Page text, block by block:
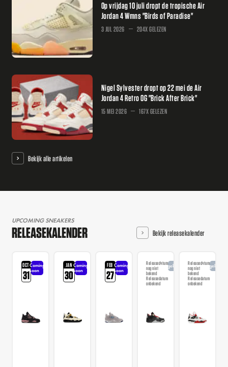
Op vrijdag 10 juli dropt de tropische Air
Jordan 4 Wmns "Birds of Paradise"
3 JUL 2026 204X GELEZEN
Nigel Sylvester dropt op 22 mei de Air
Jordan 4 Retro OG "Brick After Brick"
15 MEI 2026 167X GELEZEN
Bekijk alle artikelen
UPCOMING SNEAKERS
RELEASEKALENDER Bekijk releasekalender
OCT
31
Coming
soon
JAN
30
Coming
soon
FEB
27
Coming
soon
Releasedatum
nog niet
bekend
Releasedatum
onbekend
AangekondigdReleasedatum
nog niet
bekend
Releasedatum
onbekend